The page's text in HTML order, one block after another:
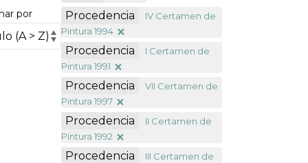
por
Procedencia
IV Certamen de
Pintura 1994
Procedencia
I Certamen de
Pintura 1991
Procedencia
VII Certamen de
Pintura 1997
Procedencia
II Certamen de
Pintura 1992
Procedencia
III Certamen de